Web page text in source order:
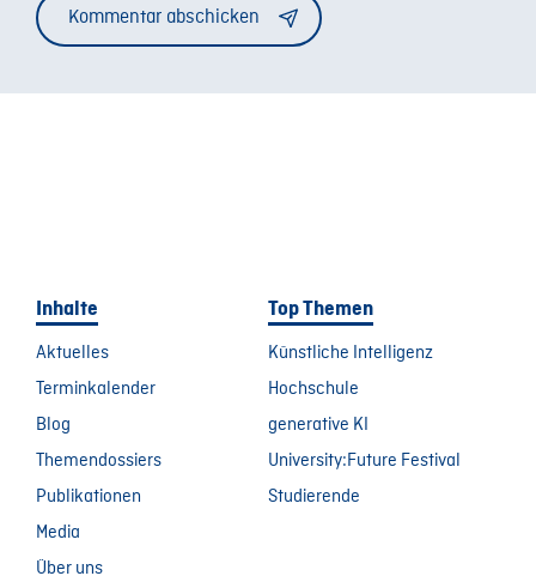
Inhalte
Aktuelles
Terminkalender
Blog
Themendossiers
Publikationen
Media
Über uns
Top Themen
Künstliche Intelligenz
Hochschule
generative KI
University:Future Festival
Studierende